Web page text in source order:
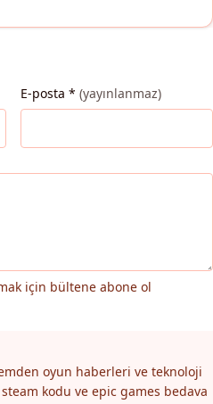
E-posta * (yayınlanmaz)
için bültene abone ol
oyun haberleri ve teknoloji
kodu ve epic games bedava